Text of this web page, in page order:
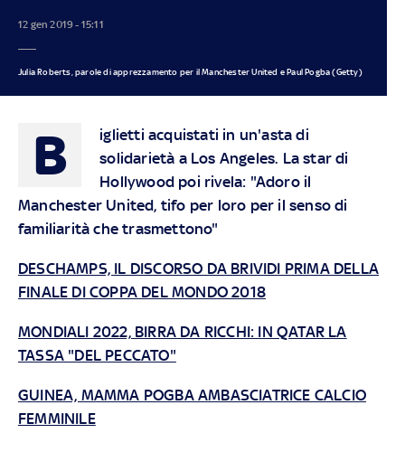
12 gen 2019 - 15:11
Julia Roberts, parole di apprezzamento per il Manchester United e Paul Pogba (Getty)
B
iglietti acquistati in un'asta di
solidarietà a Los Angeles. La star di
Hollywood poi rivela: "Adoro il
Manchester United, tifo per loro per il senso di
familiarità che trasmettono"
DESCHAMPS, IL DISCORSO DA BRIVIDI PRIMA DELLA
FINALE DI COPPA DEL MONDO 2018
MONDIALI 2022, BIRRA DA RICCHI: IN QATAR LA
TASSA "DEL PECCATO"
GUINEA, MAMMA POGBA AMBASCIATRICE CALCIO
FEMMINILE